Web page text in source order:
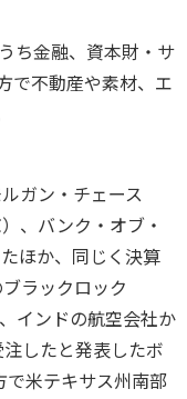
ち金融、資本財・サ
で不動産や素材、エ
ガン・チェース
、バンク・オブ・
ほか、同じく決算
ラックロック
インドの航空会社か
したと発表したボ
で米テキサス州南部